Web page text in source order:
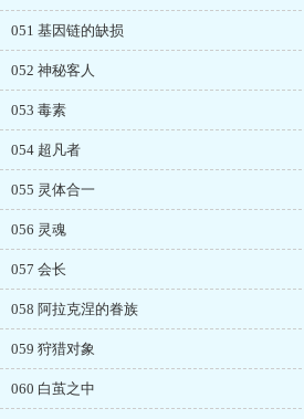
051 基因链的缺损
052 神秘客人
053 毒素
054 超凡者
055 灵体合一
056 灵魂
057 会长
058 阿拉克涅的眷族
059 狩猎对象
060 白茧之中